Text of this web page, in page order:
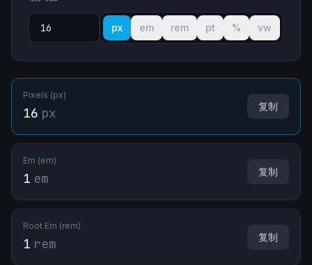
px em rem pt % vw
Pixels (px)
16 px 复制
Em (em)
1 em 复制
Root Em (rem)
1 rem 复制